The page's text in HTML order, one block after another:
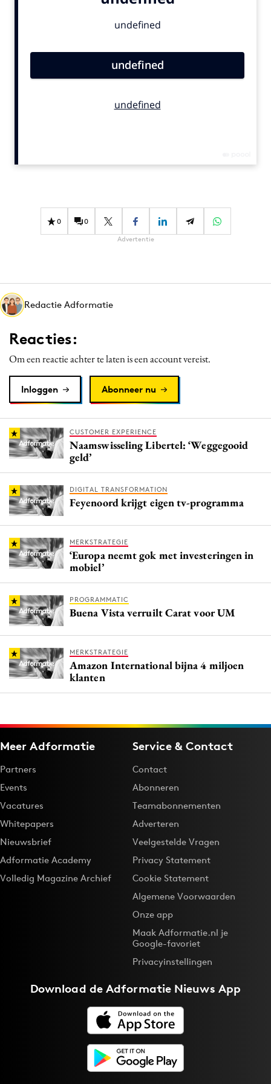
Gedragsverandering
Influencer marketing
Media
Merkstrategie
PR
Programmatic
Purpose Marketing
Reputatie & crisis
0 0
Advertentie
Redactie Adformatie
Reacties:
Om een reactie achter te laten is een account vereist.
Inloggen Abonneer nu
CUSTOMER EXPERIENCE
Naamswisseling Libertel: ‘Weggegooid
geld’
DIGITAL TRANSFORMATION
Feyenoord krijgt eigen tv-programma
MERKSTRATEGIE
‘Europa neemt gok met investeringen in
mobiel’
PROGRAMMATIC
Buena Vista verruilt Carat voor UM
MERKSTRATEGIE
Amazon International bijna 4 miljoen
klanten
Meer Adformatie
Partners
Events
Vacatures
Whitepapers
Nieuwsbrief
Adformatie Academy
Volledig Magazine Archief
Service & Contact
Contact
Abonneren
Teamabonnementen
Adverteren
Veelgestelde Vragen
Privacy Statement
Cookie Statement
Algemene Voorwaarden
Onze app
Maak Adformatie.nl je
Google-favoriet
Privacyinstellingen
Download deAdformatie Nieuws App